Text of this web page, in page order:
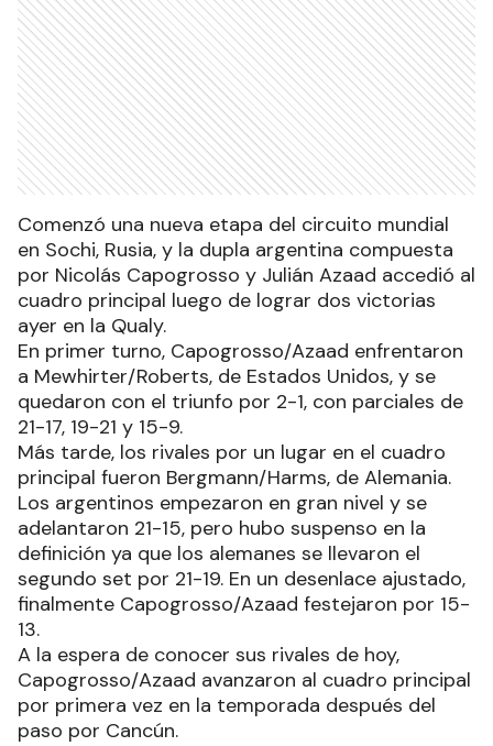
Comenzó una nueva etapa del circuito mundial
en Sochi, Rusia, y la dupla argentina compuesta
por Nicolás Capogrosso y Julián Azaad accedió al
cuadro principal luego de lograr dos victorias
ayer en la Qualy.
En primer turno, Capogrosso/Azaad enfrentaron
a Mewhirter/Roberts, de Estados Unidos, y se
quedaron con el triunfo por 2-1, con parciales de
21-17, 19-21 y 15-9.
Más tarde, los rivales por un lugar en el cuadro
principal fueron Bergmann/Harms, de Alemania.
Los argentinos empezaron en gran nivel y se
adelantaron 21-15, pero hubo suspenso en la
definición ya que los alemanes se llevaron el
segundo set por 21-19. En un desenlace ajustado,
finalmente Capogrosso/Azaad festejaron por 15-
13.
A la espera de conocer sus rivales de hoy,
Capogrosso/Azaad avanzaron al cuadro principal
por primera vez en la temporada después del
paso por Cancún.